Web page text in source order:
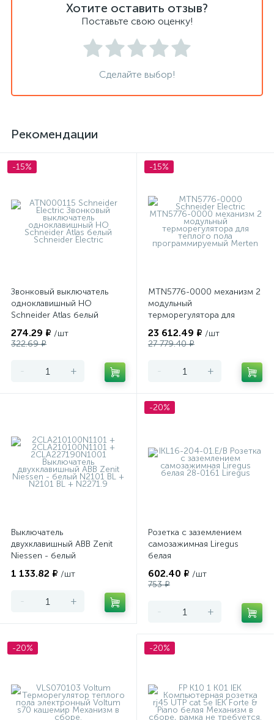
Хотите оставить отзыв?
Поставьте свою оценку!
Сделайте выбор!
Рекомендации
-15%
Звонковый выключатель
одноклавишный НО
Schneider Atlas белый
274.29 ₽ /шт
322.69 ₽
- +
-15%
MTN5776-0000 механизм 2
модульный
терморегулятора для
программируемый Merten
23 612.49 ₽ /шт
27 779.40 ₽
- +
Выключатель
двухклавишный ABB Zenit
Niessen - белый
1 133.82 ₽ /шт
- +
-20%
Розетка с заземлением
самозажимная Liregus
белая
602.40 ₽ /шт
753 ₽
- +
-20% -20%